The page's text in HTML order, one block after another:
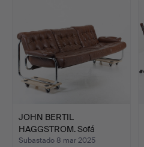
JOHN BERTIL
HAGGSTROM. Sofá
«Borcum», IKEA…
Subastado 8 mar 2025